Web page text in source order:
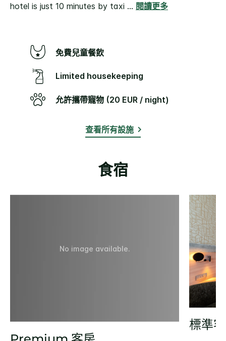
hotel is just 10 minutes by taxi ... 閱讀更多
免費兒童餐飲
Limited housekeeping
允許攜帶寵物 (20 EUR / night)
查看所有設施
食宿
No image available.
標準